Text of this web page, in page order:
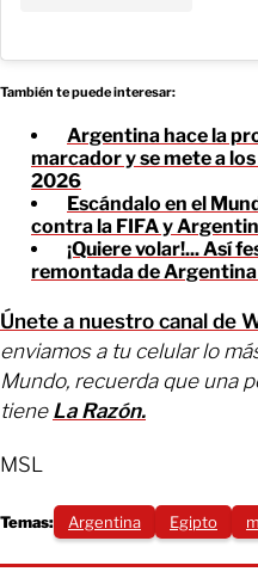
También te puede interesar:
Argentina hace la
marcador y se mete a
2026
Escándalo en el
contra la FIFA y
¡Quiere volar!... Así
remontada de
Únete a nuestro canal de
enviamos a tu celular lo
Mundo, recuerda que una
tiene La Razón.
MSL
Temas: Argentina Egipto